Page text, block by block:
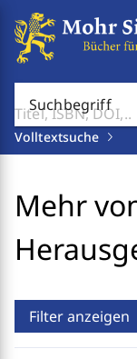
Suchbegriff
Volltextsuche
Mehr
Filter anzeigen